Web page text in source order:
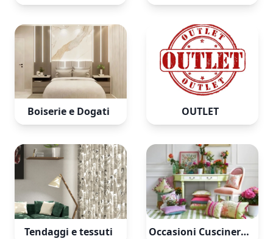
Boiserie e Dogati OUTLET
Tendaggi e tessuti Occasioni Cuscineria e tessili